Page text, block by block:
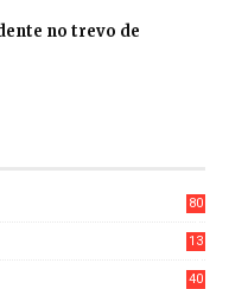
no trevo de
80
13
40